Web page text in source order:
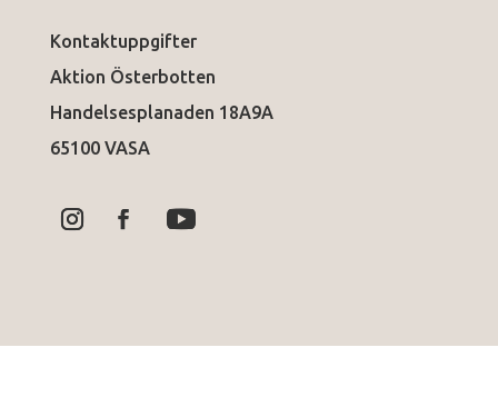
Kontaktuppgifter
Aktion Österbotten
Handelsesplanaden 18A9A
65100 VASA